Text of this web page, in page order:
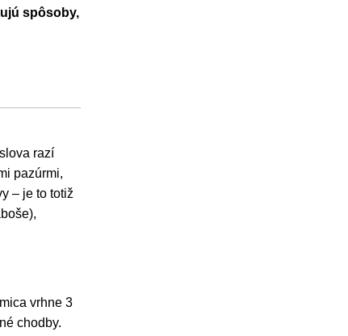
spôsoby,
razí
pazúrmi,
– je to totiž
vrhne 3
chodby.